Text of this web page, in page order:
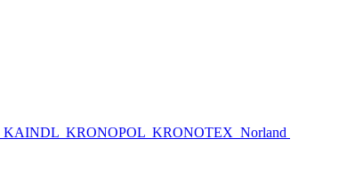
KAINDL KRONOPOL KRONOTEX Norland